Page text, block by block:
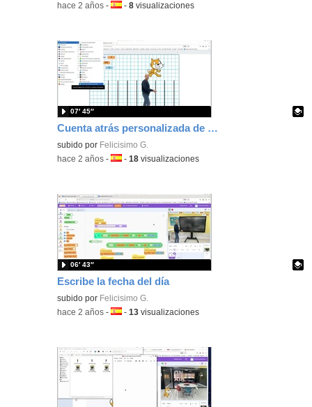
-hace 2 años -Idioma:
-8 visualizaciones
Cuenta atrás personalizada de 7 minutos
Contenido educativo.
subido por Felicisimo G.
07′ 45″
-hace 2 años -Idioma:
-18 visualizaciones
Escribe la fecha del día
Contenido educativo.
subido por Felicisimo G.
06′ 43″
-hace 2 años -Idioma:
-13 visualizaciones